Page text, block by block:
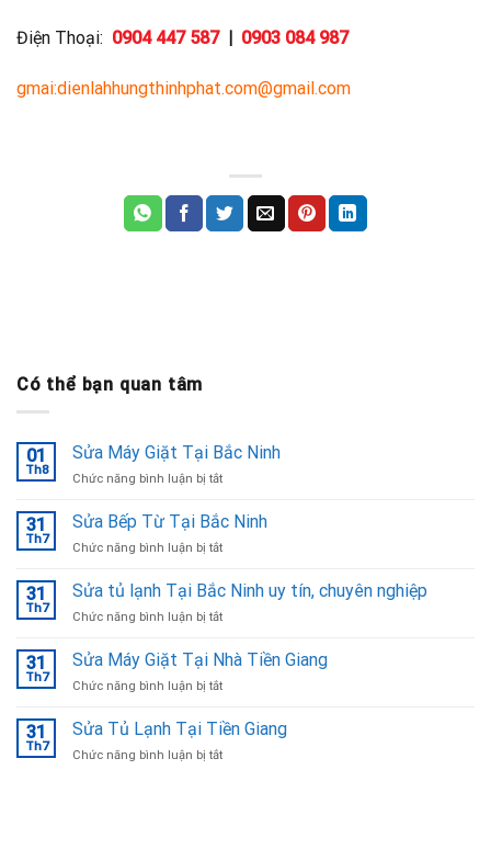
Điện Thoại: 0904 447 587| 0903 084 987
gmai:dienlahhungthinhphat.com@gmail.com
Có thể bạn quan tâm
01
Th8
Sửa Máy Giặt Tại Bắc Ninh
Chức năng bình luận bị tắtở
Máy
Tại
Ninh
31
Th7
Sửa Bếp Từ Tại Bắc Ninh
Chức năng bình luận bị tắtở
Bếp
Tại
Ninh
31
Th7
Sửa tủ lạnh Tại Bắc Ninh uy tín, chuyên nghiệp
Chức năng bình luận bị tắtở
tủ
Tại
Ninh
31
Th7
Sửa Máy Giặt Tại Nhà Tiền Giang
Chức năng bình luận bị tắtở
Máy
Giặt
Tại
31
Th7
Sửa Tủ Lạnh Tại Tiền Giang
Chức năng bình luận bị tắtở